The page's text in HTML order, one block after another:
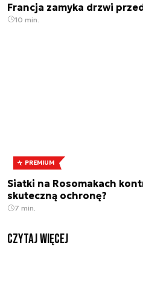
Francja zamyka drzwi
10 min.
PREMIUM
Siatki na Rosomakach
skuteczną ochronę?
7 min.
czytaj więcej